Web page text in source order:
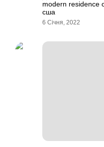
modern residence
сша
6 Січня, 2022